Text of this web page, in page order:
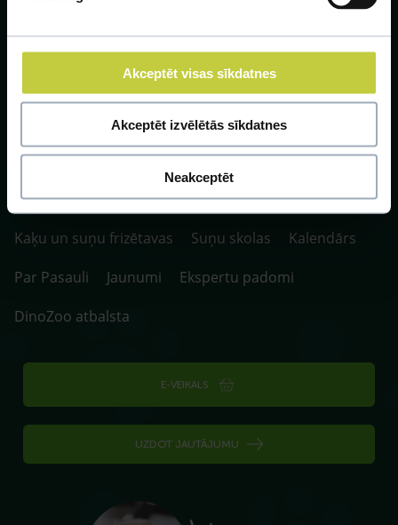
Akceptēt visas sīkdatnes
Akceptēt izvēlētās sīkdatnes
Neakceptēt
SIA ZOO Centrs, LV40003622166,
Vienības gatve 109, Rīga, Latvija, LV-1058.
P. 10:00-20:00 / S.SV. 10:00-16:00
Fotokonkurss
Klīnikas un aptiekas
Kaķu un suņu frizētavas
Suņu skolas
Kalendārs
Par Pasauli
Jaunumi
Ekspertu padomi
DinoZoo atbalsta
E-VEIKALS
UZDOT JAUTĀJUMU